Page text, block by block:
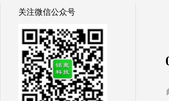
关注微信公众号